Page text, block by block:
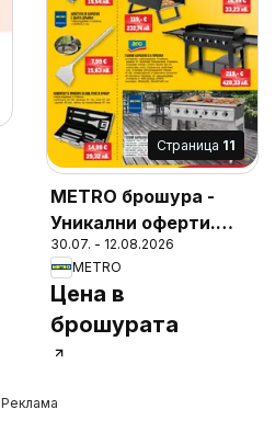
Cтраница 11
METRO брошура -
Уникални оферти.
Финални бройки
30.07. - 12.08.2026
METRO
Цена в
брошурата
Реклама